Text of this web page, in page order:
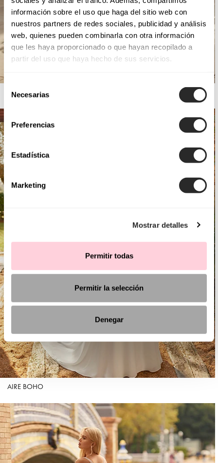
información sobre el uso que haga del sitio web con
nuestros partners de redes sociales, publicidad y análisis
web, quienes pueden combinarla con otra información
que les haya proporcionado o que hayan recopilado a
partir del uso que haya hecho de sus servicios.
Selección
consentimiento
Necesarias
Preferencias
Estadística
Marketing
Mostrar detalles
Permitir todas
Permitir la selección
Denegar
AIRE BARCELONA
AIRE BOHO